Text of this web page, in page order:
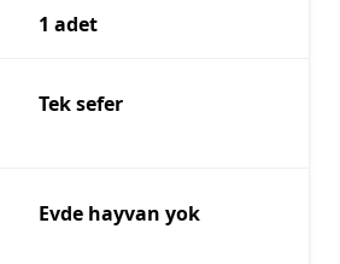
1 adet
Tek sefer
Evde hayvan yok